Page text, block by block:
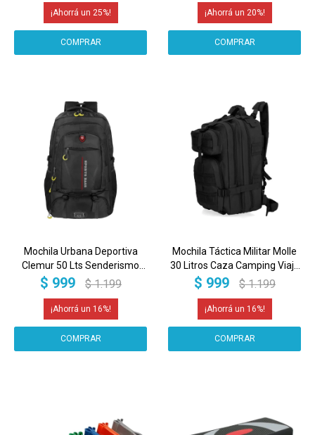
25 20
Mochila Urbana Deportiva
Clemur 50 Lts Senderismo
Camping Escolar Color Negro
$ 999 $ 1.199
16
Mochila Táctica Militar Molle
30 Litros Caza Camping Viaje
Color Negro Diseño De La Tela
$ 999 $ 1.199
16